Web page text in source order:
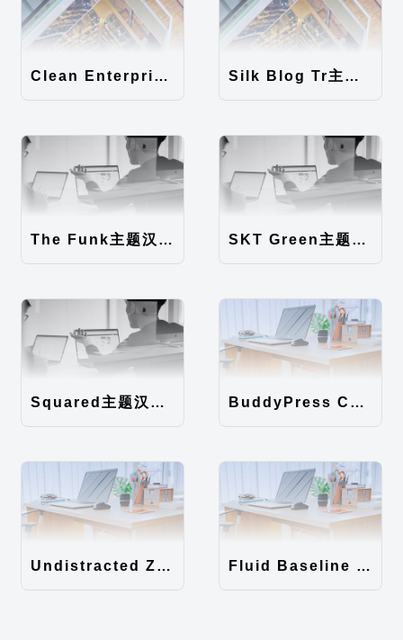
Clean Enterprise主题汉化包 Silk Blog Tr主题汉化包
The Funk主题汉化包 SKT Green主题汉化包
Squared主题汉化包 BuddyPress Colours主题汉化包
Undistracted Zen主题汉化包 Fluid Baseline Grid主题汉化包